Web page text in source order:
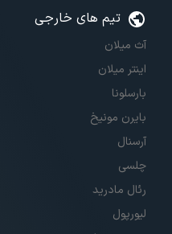
تیم های خارجی
آث میلان
اینتر میلان
بارسلونا
بایرن مونیخ
آرسنال
چلسی
رئال مادرید
لیورپول